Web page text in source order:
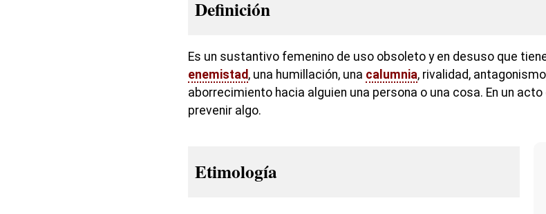
Definición
Es un sustantivo femenino de uso obsoleto y en desuso que
enemistad , una humillación, una calumnia, rivalidad,
aborrecimiento hacia alguien una persona o una cosa. En un
prevenir algo.
Etimología